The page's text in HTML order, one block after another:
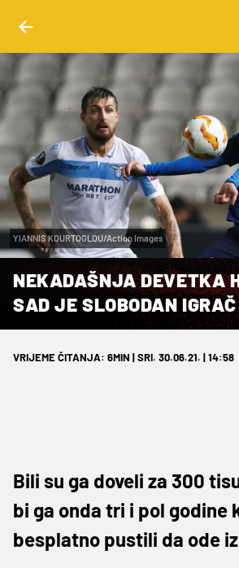
YIANNIS KOURTOGLOU/Action Images
NEKADAŠNJA DEVETKA
SAD JE SLOBODAN IGRAČ
VRIJEME ČITANJA: 6MIN | SRI. 30.06.21. | 14:58
Bili su ga doveli za 300
bi ga onda tri i pol godine
besplatno pustili da ode